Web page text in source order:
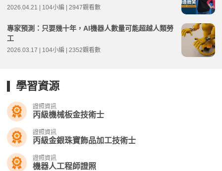
2026.04.21 | 104小編 | 2947觀看數
專家預測：只要幾十年，AI機器人數量可能超越人類勞
工
2026.03.17 | 104小編 | 2352觀看數
學習資源
證照資訊
丙級機械板金技術士
證照資訊
丙級金銀珠寶飾品加工技術士
證照資訊
機器人工程師證照